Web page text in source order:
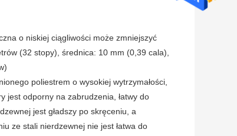
o niskiej ciągliwości może zmniejszyć
(32 stopy), średnica: 10 mm (0,39 cala),
poliestrem o wysokiej wytrzymałości,
jest odporny na zabrudzenia, łatwy do
jest gładszy po skręceniu, a
ze stali nierdzewnej nie jest łatwa do